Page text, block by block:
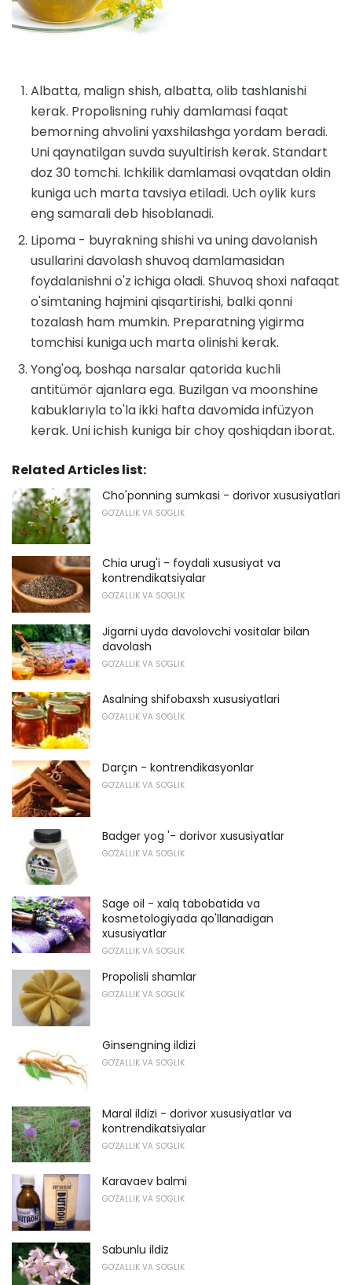
Albatta, malign shish, albatta, olib tashlanishi
kerak. Propolisning ruhiy damlamasi faqat
bemorning ahvolini yaxshilashga yordam beradi.
Uni qaynatilgan suvda suyultirish kerak. Standart
doz 30 tomchi. Ichkilik damlamasi ovqatdan oldin
kuniga uch marta tavsiya etiladi. Uch oylik kurs
eng samarali deb hisoblanadi.
Lipoma - buyrakning shishi va uning davolanish
usullarini davolash shuvoq damlamasidan
foydalanishni o'z ichiga oladi. Shuvoq shoxi nafaqat
o'simtaning hajmini qisqartirishi, balki qonni
tozalash ham mumkin. Preparatning yigirma
tomchisi kuniga uch marta olinishi kerak.
Yong'oq, boshqa narsalar qatorida kuchli
antitümör ajanlara ega. Buzilgan va moonshine
kabuklarıyla to'la ikki hafta davomida infüzyon
kerak. Uni ichish kuniga bir choy qoshiqdan iborat.
Related Articles list:
Cho'ponning sumkasi - dorivor xususiyatlari
GO'ZALLIK VA SO'GLIK
Chia urug'i - foydali xususiyat va
kontrendikatsiyalar
GO'ZALLIK VA SO'GLIK
Jigarni uyda davolovchi vositalar bilan
davolash
GO'ZALLIK VA SO'GLIK
Asalning shifobaxsh xususiyatlari
GO'ZALLIK VA SO'GLIK
Darçın - kontrendikasyonlar
GO'ZALLIK VA SO'GLIK
Badger yog '- dorivor xususiyatlar
GO'ZALLIK VA SO'GLIK
Sage oil - xalq tabobatida va
kosmetologiyada qo'llanadigan
xususiyatlar
GO'ZALLIK VA SO'GLIK
Propolisli shamlar
GO'ZALLIK VA SO'GLIK
Ginsengning ildizi
GO'ZALLIK VA SO'GLIK
Maral ildizi - dorivor xususiyatlar va
kontrendikatsiyalar
GO'ZALLIK VA SO'GLIK
Karavaev balmi
GO'ZALLIK VA SO'GLIK
Sabunlu ildiz
GO'ZALLIK VA SO'GLIK